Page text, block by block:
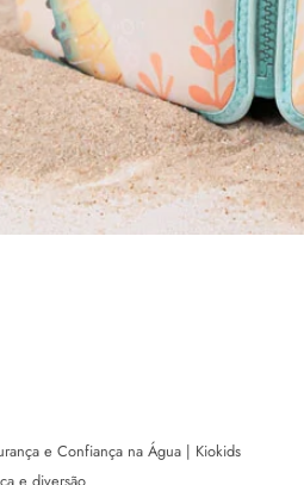
e Confiança na Água | Kiokids
e diversão